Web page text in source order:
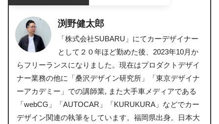
渕野健太郎
「株式会社SUBARU」にてカーデザイナー
として２０年ほど勤めた後、2023年10月か
らフリーランスになりました。現在はプロダクトデザイ
ナー業務の他に「桑沢デザイン研究所」「東京デザイナ
ーアカデミー」での講師業, また大手車メディアである
「webCG」「AUTOCAR」「KURUKURA」などでカー
デザイン関連の執筆をしています。福岡県出身。日本大